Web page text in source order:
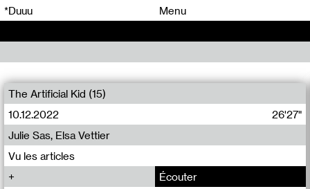
*Duuu Menu
The Artificial Kid (15)
10.12.2022
26'27"
Vu les articles
Julie Sas, Elsa Vettier
Écouter
00 00
00 00